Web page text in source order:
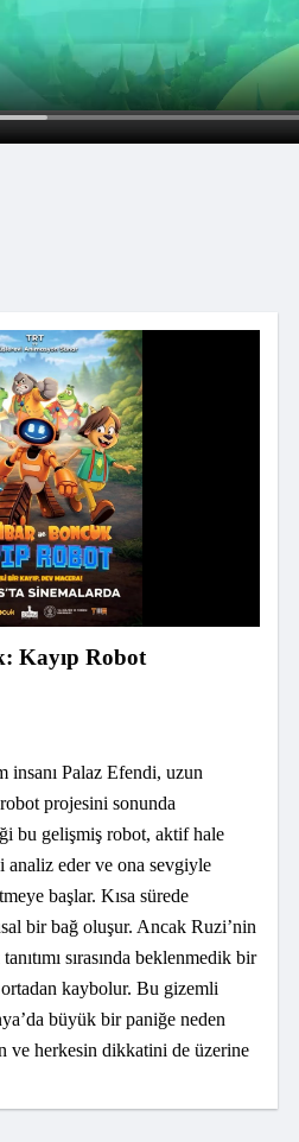
Kayıp Robot
insanı Palaz Efendi, uzun
robot projesini sonunda
bu gelişmiş robot, aktif hale
analiz eder ve ona sevgiyle
başlar. Kısa sürede
bir bağ oluşur. Ancak Ruzi’nin
sırasında beklenmedik bir
kaybolur. Bu gizemli
büyük bir paniğe neden
ve herkesin dikkatini de üzerine